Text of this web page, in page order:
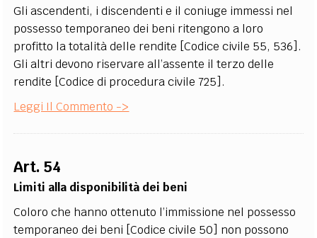
Gli ascendenti, i discendenti e il coniuge immessi nel
possesso temporaneo dei beni ritengono a loro
profitto la totalità delle rendite [Codice civile 55, 536].
Gli altri devono riservare all’assente il terzo delle
rendite [Codice di procedura civile 725].
Leggi Il Commento ->
Art. 54
Limiti alla disponibilità dei beni
Coloro che hanno ottenuto l’immissione nel possesso
temporaneo dei beni [Codice civile 50] non possono